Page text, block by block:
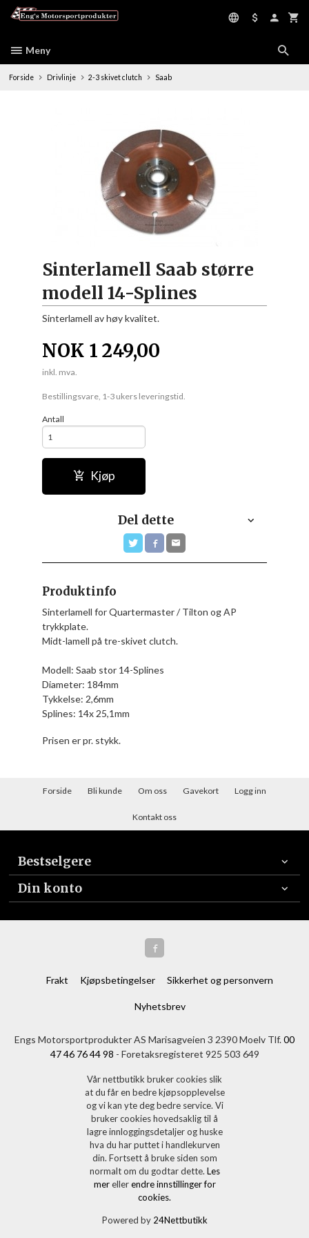
Meny
Forside Drivlinje 2-3 skivet clutch Saab
Sinterlamell Saab større
modell 14-Splines
Sinterlamell av høy kvalitet.
NOK 1 249,00
inkl. mva.
Bestillingsvare, 1-3 ukers leveringstid.
Antall
Kjøp
Del dette
Produktinfo
Sinterlamell for Quartermaster / Tilton og AP
trykkplate.
Midt-lamell på tre-skivet clutch.
Modell: Saab stor 14-Splines
Diameter: 184mm
Tykkelse: 2,6mm
Splines: 14x 25,1mm
Prisen er pr. stykk.
Forside Bli kunde Om oss Gavekort Logg inn
Kontakt oss
Bestselgere
Din konto
Frakt Kjøpsbetingelser Sikkerhet og personvern
Nyhetsbrev
Engs Motorsportprodukter AS Marisagveien 3 2390 Moelv Tlf.00
47 46 76 44 98 - Foretaksregisteret 925 503 649
Vår nettbutikk bruker cookies slik
at du får en bedre kjøpsopplevelse
og vi kan yte deg bedre service. Vi
bruker cookies hovedsaklig til å
lagre innloggingsdetaljer og huske
hva du har puttet i handlekurven
din. Fortsett å bruke siden som
normalt om du godtar dette. Les
merellerendre innstillinger for
cookies.
Powered by 24Nettbutikk